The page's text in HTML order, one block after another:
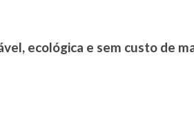
ecológica e sem custo de